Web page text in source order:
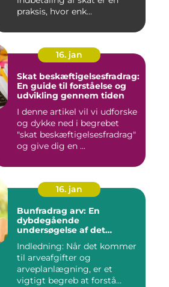
praksis, hvor enk...
16. jan
Skat beskæftigelsesfradrag:
En guide til forståelse og
udvikling gennem tiden
I denne artikel vil vi udforske
og dykke ned i begrebet
"skat beskæftigelsesfradrag"
og give dig en ...
16. jan
Bunfradrag arv: En
dybdegående
undersøgelse af det
Indledning: Når det kommer
til arveafgifter og
arveplanlægning, er et
vigtigt begreb at forstå